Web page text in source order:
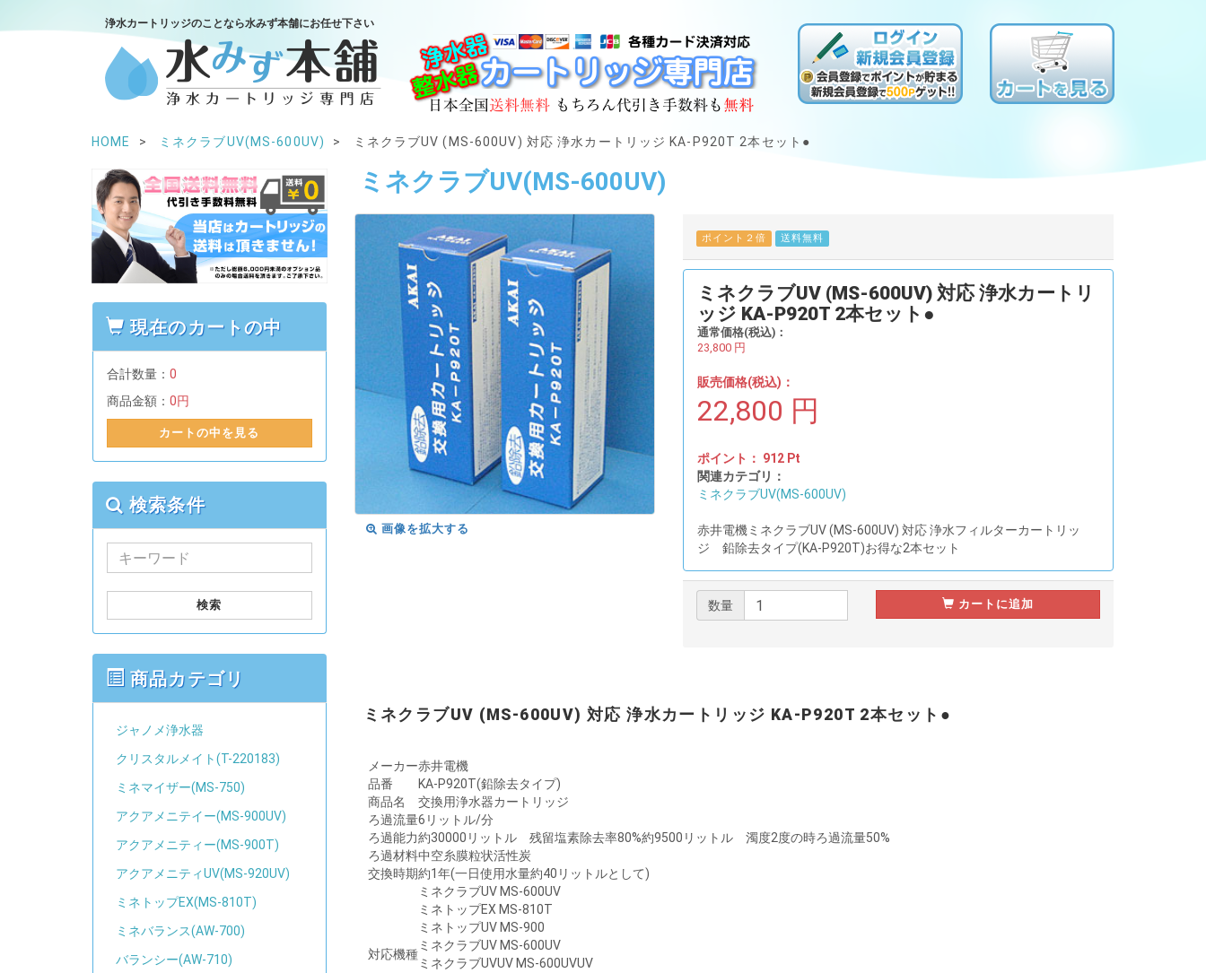
浄水カートリッジのことなら水みず本舗にお任せ下さい
HOME ミネクラブUV(MS-600UV) ミネクラブUV (MS-600UV) 対応 浄水カートリッジ KA-P920T 2本セット●
ミネクラブUV(MS-600UV)
画像を拡大する
ポイント２倍 送料無料
ミネクラブUV (MS-600UV) 対応 浄水カートリ
ッジ KA-P920T 2本セット●
通常価格(税込)：
23,800 円
販売価格(税込)：
22,800 円
ポイント： 912 Pt
関連カテゴリ：
ミネクラブUV(MS-600UV)
赤井電機ミネクラブUV (MS-600UV) 対応 浄水フィルターカートリッ
ジ 鉛除去タイプ(KA-P920T)お得な2本セット
数量 カートに追加
ミネクラブUV (MS-600UV) 対応 浄水カートリッジ KA-P920T 2本セット●
メーカー赤井電機
品番
KA-P920T(鉛除去タイプ)
商品名
交換用浄水器カートリッジ
ろ過流量6リットル/分
ろ過能力約30000リットル 残留塩素除去率80%約9500リットル 濁度2度の時ろ過流量50%
ろ過材料中空糸膜粒状活性炭
交換時期約1年(一日使用水量約40リットルとして)
対応機種
ミネクラブUV MS-600UV
ミネトップEX MS-810T
ミネトップUV MS-900
ミネクラブUV MS-600UV
ミネクラブUVUV MS-600UVUV
現在のカートの中
合計数量： 0
商品金額： 0円
カートの中を見る
検索条件
検索
商品カテゴリ
ジャノメ浄水器
クリスタルメイト(T-220183)
ミネマイザー(MS-750)
アクアメニテイー(MS-900UV)
アクアメニティー(MS-900T)
アクアメニティUV(MS-920UV)
ミネトップEX(MS-810T)
ミネバランス(AW-700)
バランシー(AW-710)